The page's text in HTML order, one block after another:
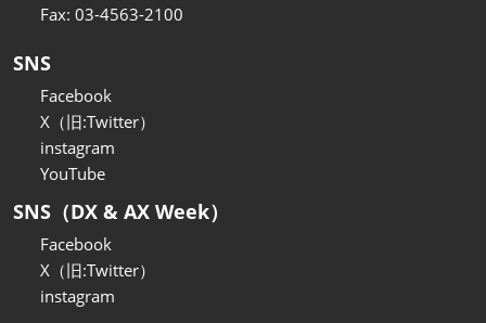
Fax: 03-4563-2100
SNS
Facebook
X（旧:Twitter）
instagram
YouTube
SNS（DX & AX Week）
Facebook
X（旧:Twitter）
instagram